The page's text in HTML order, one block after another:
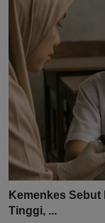
Kemenkes Sebut
Tinggi, ...